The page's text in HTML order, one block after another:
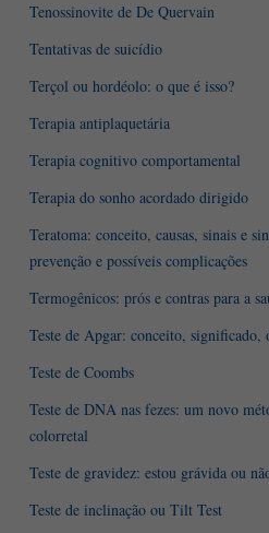
Tenossinovite de De Quervain
Tentativas de suicídio
Terçol ou hordéolo: o que é isso?
Terapia antiplaquetária
Terapia cognitivo comportamental
Terapia do sonho acordado dirigido
Teratoma: conceito, causas, sinais e
prevenção e possíveis complicações
Termogênicos: prós e contras para a
Teste de Apgar: conceito, significado,
Teste de Coombs
Teste de DNA nas fezes: um novo
colorretal
Teste de gravidez: estou grávida ou
Teste de inclinação ou Tilt Test